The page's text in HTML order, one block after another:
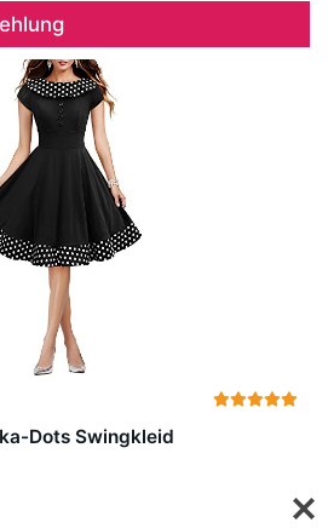
Dots Swingkleid